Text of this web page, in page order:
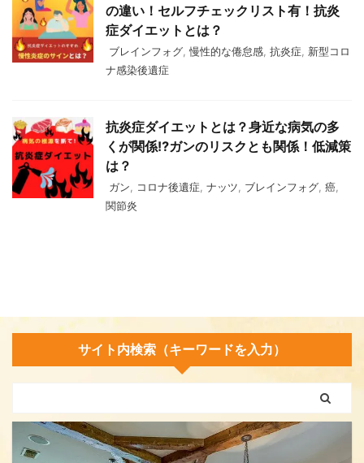
の違い！セルフチェックリスト有！抗炎
症ダイエットとは？
ブレインフォグ 慢性的な倦怠感 抗炎症
新型コロ
ナ感染後遺症
抗炎症ダイエットとは？身近な病気の多
くが関係⁉ガンのリスクとも関係！低減策
は？
ガン コロナ後遺症 ナッツ ブレインフォグ 癌
関節炎
サイト内検索（キーワードを入力）